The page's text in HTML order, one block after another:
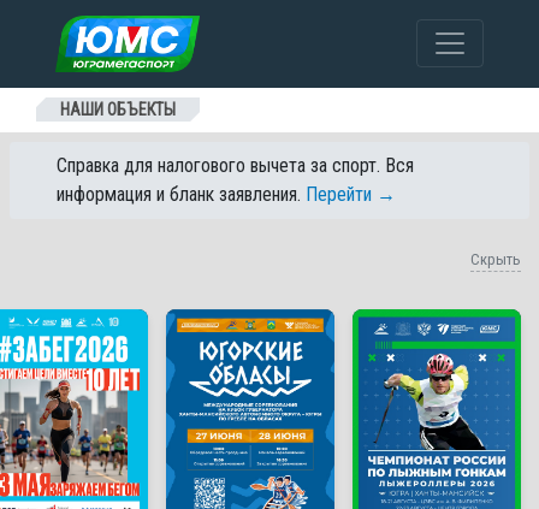
Перейти к содержанию
НАШИ ОБЪЕКТЫ
Справка для налогового вычета за спорт. Вся
информация и бланк заявления. Перейти →
Скрыть